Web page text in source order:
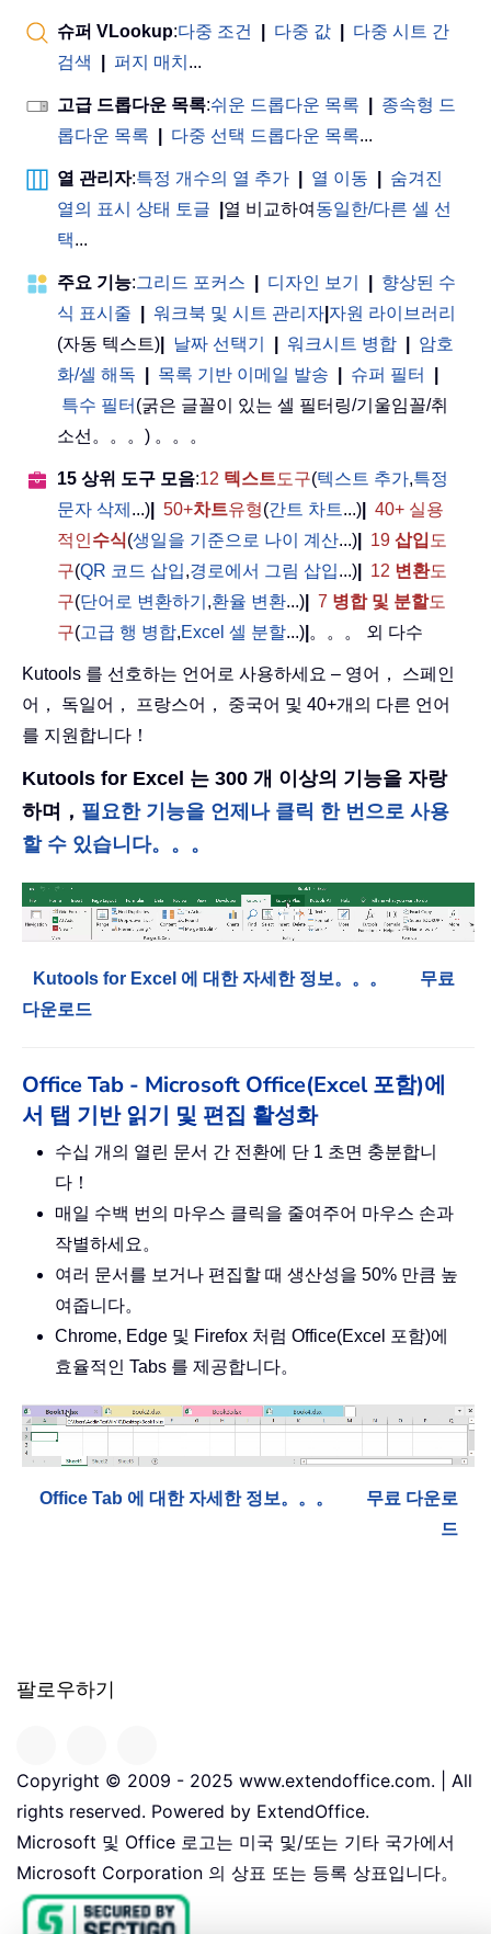
슈퍼 VLookup:다중 조건 다중 값
다중 시트 간
검색
퍼지 매치 ...
고급 드롭다운 목록:쉬운 드롭다운 목록
종속형 드
롭다운 목록
다중 선택 드롭다운 목록...
열 관리자:특정 개수의 열 추가 열 이동
숨겨진
열의 표시 상태 토글
열 비교하여 동일한/다른 셀 선
택...
주요 기능:그리드 포커스 디자인 보기
향상된 수
식 표시줄
워크북 및 시트 관리자 자원 라이브러리
(자동 텍스트)
날짜 선택기 워크시트 병합
암호
화/셀 해독
목록 기반 이메일 발송 슈퍼 필터
특수 필터 (굵은 글꼴이 있는 셀 필터링/기울임꼴/취
소선。。。) 。。。
15 상위 도구 모음:12 텍스트도구(텍스트 추가,특정
문자 삭제 ...) 50+차트유형(간트 차트...)
40+ 실용
적인수식(생일을 기준으로 나이 계산...) 19 삽입 도
구(QR 코드 삽입,경로에서 그림 삽입...) 12 변환도
구(단어로 변환하기 ,환율 변환...) 7 병합 및 분할도
구(고급 행 병합,Excel 셀 분할...) 。。。 외 다수
Kutools 를 선호하는 언어로 사용하세요 – 영어， 스페인
어， 독일어， 프랑스어， 중국어 및 40+개의 다른 언어
를 지원합니다！
Kutools for Excel 는 300 개 이상의 기능을 자랑
하며， 필요한 기능을 언제나 클릭 한 번으로 사용
할 수 있습니다。。。
Kutools for Excel 에 대한 자세한 정보。。。
무료
다운로드
Office Tab - Microsoft Office(Excel 포함)에
서 탭 기반 읽기 및 편집 활성화
수십 개의 열린 문서 간 전환에 단 1 초면 충분합니
다！
매일 수백 번의 마우스 클릭을 줄여주어 마우스 손과
작별하세요。
여러 문서를 보거나 편집할 때 생산성을 50% 만큼 높
여줍니다。
Chrome, Edge 및 Firefox 처럼 Office(Excel 포함)에
효율적인 Tabs 를 제공합니다。
Office Tab 에 대한 자세한 정보。。。
무료 다운로
드
팔로우하기
Copyright © 2009 - 2025 www.extendoffice.com. | All
rights reserved. Powered by ExtendOffice.
Microsoft 및 Office 로고는 미국 및/또는 기타 국가에서
Microsoft Corporation 의 상표 또는 등록 상표입니다。